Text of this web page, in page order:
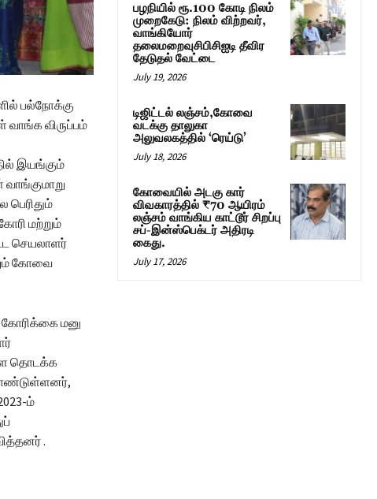
பல்நோக்கு
வாங்க விருப்பம்
இயங்கும்
பெரிதும்
மற்றும்
செயலாளர்
கோவை
மனு
தொடக்க
ம்
.
பழநியில் ரூ.100 கோடி நிலம்
முறைகேடு: நிலம் விற்றவர்,
வாங்கியோர்
தலைமறைவுசிபிசிஐடி தீவிர
தேடுதல் வேட்டை
July 19, 2026
டிஜிட்டல் லஞ்சம்,கோவை
வடக்கு தாலுகா
அலுவலகத்தில் ‘ரெய்டு’
July 18, 2026
கோவையில் அடகு கார்
விவகாரத்தில் ₹70 ஆயிரம்
லஞ்சம் வாங்கிய காட்டூர் சிறப்பு
சப்-இன்ஸ்பெக்டர் அதிரடி
கைது.
July 17, 2026